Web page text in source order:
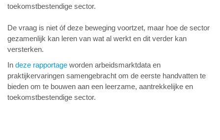
toekomstbestendige sector.
De vraag is niet óf deze beweging voortzet, maar hoe de sector
gezamenlijk kan leren van wat al werkt en dit verder kan
versterken.
In deze rapportage worden arbeidsmarktdata en
praktijkervaringen samengebracht om de eerste handvatten te
bieden om te bouwen aan een leerzame, aantrekkelijke en
toekomstbestendige sector.